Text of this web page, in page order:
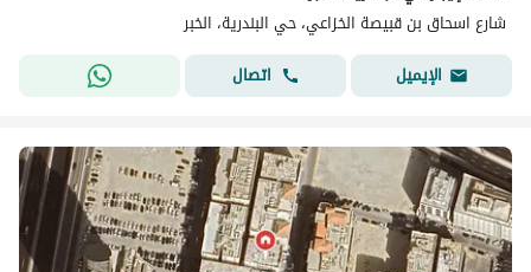
شارع اسحاق بن قبيصة الخزاعي، حي البندرية، الخبر
الإيميل
اتصال